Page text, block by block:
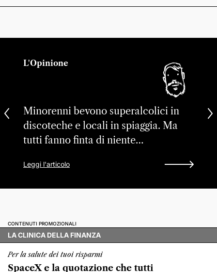
L'Opinione
Minorenni bevono superalcolici in
discoteche e locali in spiaggia. Ma
tutti fanno finta di niente…
Leggi l'articolo
CONTENUTI PROMOZIONALI
LA CLINICA DELLA FINANZA
Per la salute dei tuoi risparmi
SpaceX e la quotazione che tutti